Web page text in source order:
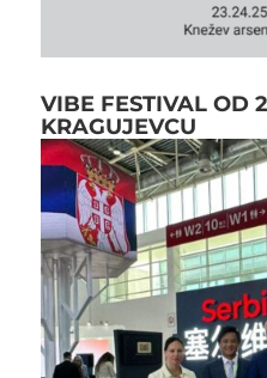
VIBE FESTIVAL OD
KRAGUJEVCU